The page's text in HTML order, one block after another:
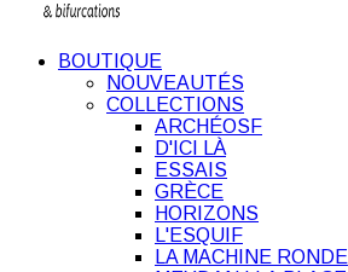
BOUTIQUE
NOUVEAUTÉS
COLLECTIONS
ARCHÉOSF
D'ICI LÀ
ESSAIS
GRÈCE
HORIZONS
L'ESQUIF
LA MACHINE RONDE